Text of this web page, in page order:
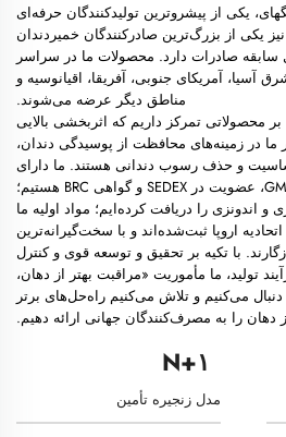
یکی از پیشروترین تولیدکنندگان حرفه‌ای
یکی از بزرگ‌ترین صادرکنندگان خمیردندان
که نزدیک به ۳۰ سال سابقه صادرات دارد. محصولات ما در سراسر
آسیا، آمریکای جنوبی، آفریقا، اقیانوسیه و
مناطق دیگر عرضه می‌شوند.
بر محصولاتی تمرکز داریم که اثربخشی بالایی
ما در زمینه‌های محافظت از پوسیدگی دندان،
و حذف رسوب دندانی هستند. ما دارای
گواهی‌نامه‌های GMPC (ISO 22716)، عضویت در SEDEX و گواهی BRC هستیم؛
اندونزی را دریافت کرده‌ایم؛ مواد اولیه ما
در سیستم REACH اتحادیه اروپا ثبت‌شده‌اند و با سخت‌گیرانه‌ترین
با تکیه بر تحقیق و توسعه قوی و کنترل
تولید، ما مأموریت «مراقبت بهتر از دهان،
می‌کنیم و تلاش می‌کنیم راه‌حل‌های برتر
دهان را به مصرف‌کنندگان جهانی ارائه دهیم.
۱+N
مدل زنجیره تأمین